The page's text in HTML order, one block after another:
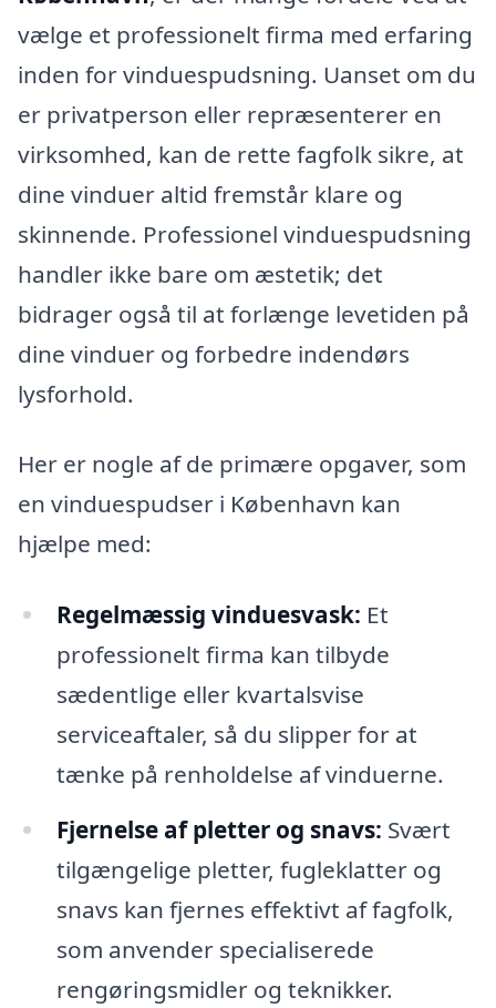
vælge et professionelt firma med erfaring
inden for vinduespudsning. Uanset om du
er privatperson eller repræsenterer en
virksomhed, kan de rette fagfolk sikre, at
dine vinduer altid fremstår klare og
skinnende. Professionel vinduespudsning
handler ikke bare om æstetik; det
bidrager også til at forlænge levetiden på
dine vinduer og forbedre indendørs
lysforhold.
Her er nogle af de primære opgaver, som
en vinduespudser i København kan
hjælpe med:
Regelmæssig vinduesvask: Et
professionelt firma kan tilbyde
sædentlige eller kvartalsvise
serviceaftaler, så du slipper for at
tænke på renholdelse af vinduerne.
Fjernelse af pletter og snavs: Svært
tilgængelige pletter, fugleklatter og
snavs kan fjernes effektivt af fagfolk,
som anvender specialiserede
rengøringsmidler og teknikker.